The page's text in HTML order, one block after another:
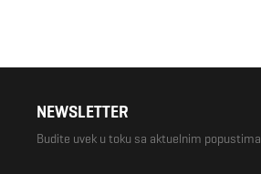
NEWSLETTER
Budite uvek u toku sa aktuelnim popustima